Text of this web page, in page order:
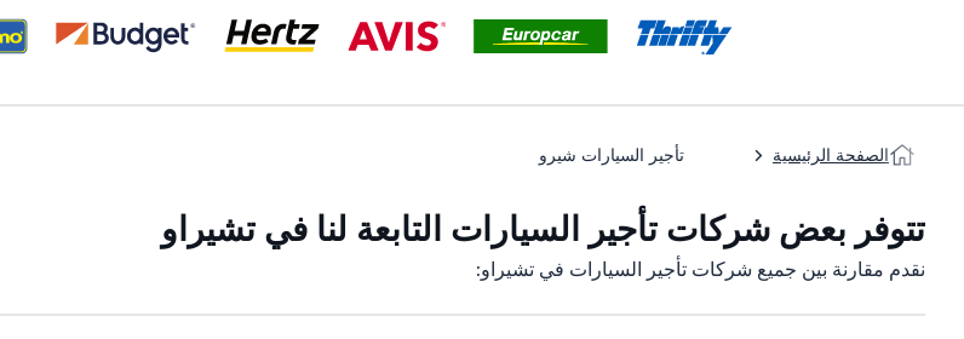
الصفحة الرئيسية تأجير السيارات شيرو
تتوفر بعض شركات تأجير السيارات التابعة لنا في تشيراو
نقدم مقارنة بين جميع شركات تأجير السيارات في تشيراو: